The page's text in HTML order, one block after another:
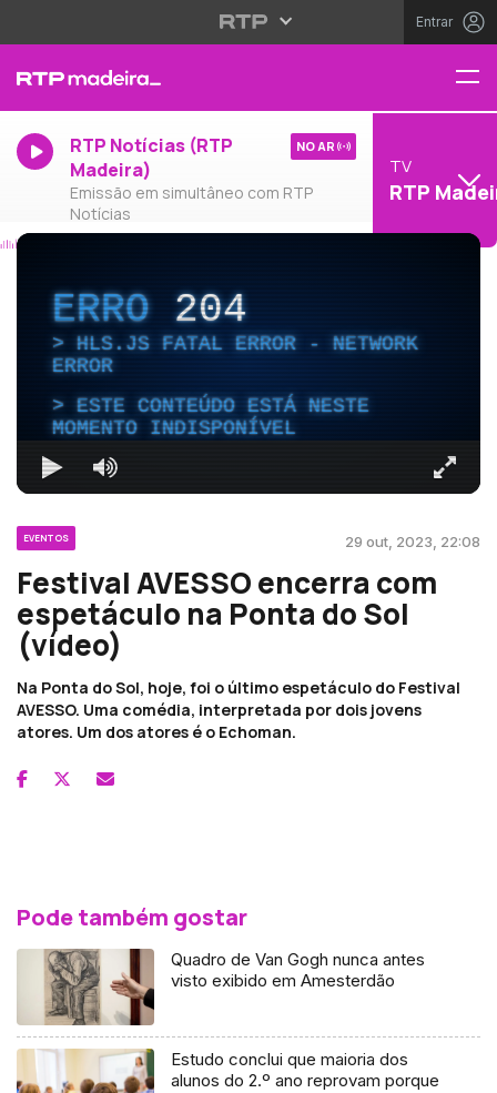
Entrar
RTP Notícias (RTP
Madeira)
Emissão em simultâneo com RTP
Notícias
NO AR
TV
RTP
ERRO204
HLS.JS FATAL ERROR - NETWORK
ERROR
ESTE CONTEÚDO ESTÁ NESTE
MOMENTO INDISPONÍVEL
EVENTOS 29 out, 2023, 22:08
Festival AVESSO encerra com
espetáculo na Ponta do Sol
(vídeo)
Na Ponta do Sol, hoje, foi o último espetáculo do Festival
AVESSO. Uma comédia, interpretada por dois jovens
atores. Um dos atores é o Echoman.
Pode também gostar
Quadro de Van Gogh nunca antes
visto exibido em Amesterdão
Estudo conclui que maioria dos
alunos do 2.º ano reprovam porque